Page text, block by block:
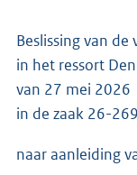
Beslissing van
in het ressort
van 27 mei 2026
in de zaak 26-
naar aanleiding